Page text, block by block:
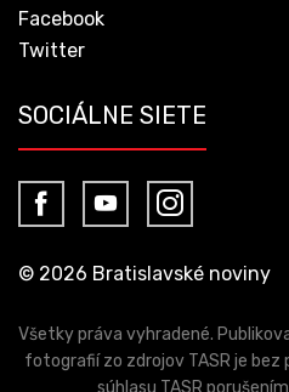
Facebook
Twitter
SOCIÁLNE SIETE
© 2026 Bratislavské noviny
Všetky práva vyhradené.
fotografií zo zdrojov TASR je
súhlasu TASR